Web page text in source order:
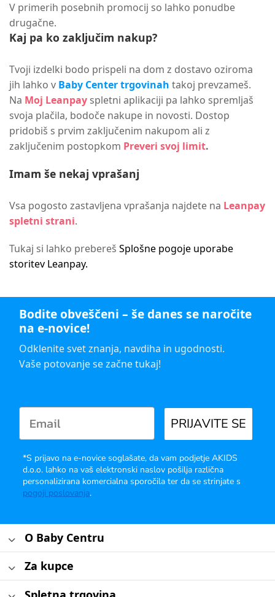
V primerih posebnih promocij so lahko ponudbe
drugačne.
Kaj pa ko zaključim nakup?
Tvoji izdelki bodo prispeli na dom z dostavo oziroma
jih lahko v Baby Center trgovinah takoj prevzameš.
Na Moj Leanpay spletni aplikaciji pa lahko spremljaš
svoja plačila, bodoče nakupe in novosti. Dostop
pridobiš s prvim zaključenim nakupom ali z
zaključenim postopkom Preveri svoj limit.
Imam še nekaj vprašanj
Vsa pogosto zastavljena vprašanja najdete na Leanpay
spletni strani.
Tukaj si lahko prebereš Splošne pogoje uporabe
storitev Leanpay.
Bodite obveščeni – še danes se naročite
na e-novice!
Odklenite svet znanja, navdiha in ugodnosti.
Vaše potovanje se začne tukaj!
PRIJAVITE SE
*S prijavo na e-novice soglašate, da vam podjetje AKIDS
d.o.o. lahko na vaš elektronski naslov pošilja različna
personalizirana komercialna sporočila ter da se strinjate s
pogoji poslovanja.
O Baby Centru
Za kupce